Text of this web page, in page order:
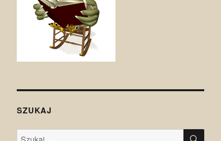
SZUKAJ
Szukaj: